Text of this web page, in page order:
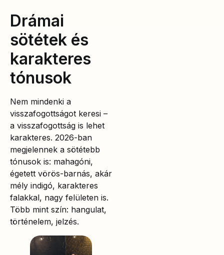
Drámai
sötétek és
karakteres
tónusok
Nem mindenki a
visszafogottságot keresi –
a visszafogottság is lehet
karakteres. 2026-ban
megjelennek a sötétebb
tónusok is: mahagóni,
égetett vörös-barnás, akár
mély indigó, karakteres
falakkal, nagy felületen is.
Több mint szín: hangulat,
történelem, jelzés.